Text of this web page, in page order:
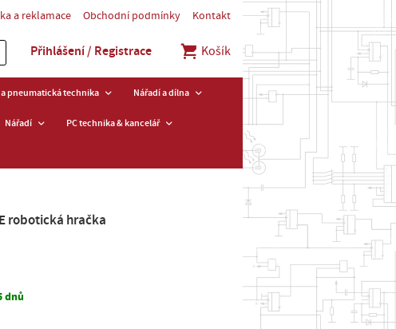
a reklamace Obchodní podmínky Kontakt
Přihlášení / Registrace Košík
pneumatická technika Nářadí a dílna
Nářadí PC technika & kancelář
robotická hračka
dnů